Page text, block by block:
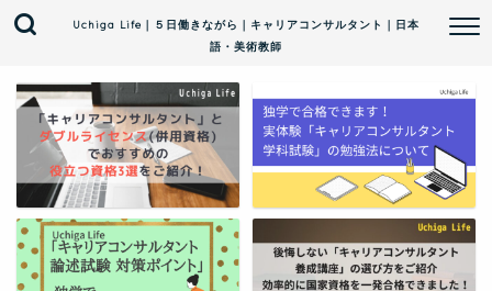
Uchiga Life｜５日働きながら｜キャリアコンサルタント｜日本
語・美術教師